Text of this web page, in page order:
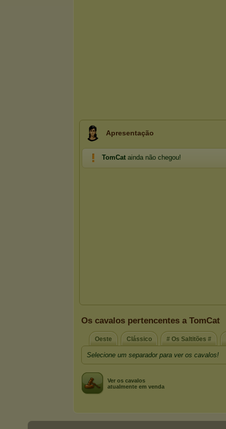
Apresentação
TomCat ainda não chegou!
Os cavalos pertencentes a TomCat
Oeste Clássico # Os Saltitões #
Selecione um separador para ver os cavalos!
Ver os cavalos
atualmente em venda